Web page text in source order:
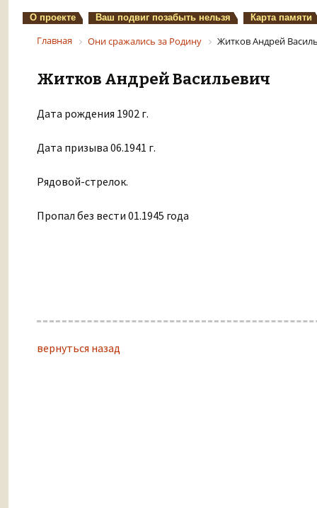
О проекте Ваш подвиг позабыть нельзя Карта памяти
Главная Они сражались за Родину Житков Андрей
Житков Андрей Васильевич
Дата рождения 1902 г.
Дата призыва 06.1941 г.
Рядовой-стрелок.
Пропал без вести 01.1945 года
вернуться назад